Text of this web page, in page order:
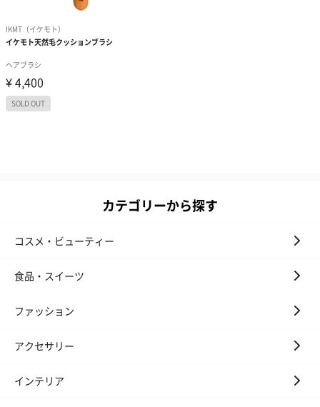
カテゴリーから探す
コスメ・ビューティー
食品・スイーツ
ファッション
アクセサリー
インテリア